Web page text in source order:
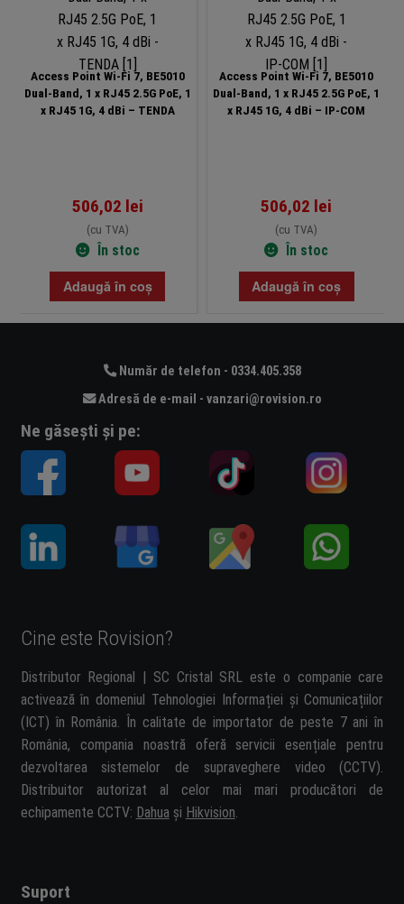
Access Point Wi-Fi 7, BE5010
Dual-Band, 1 x RJ45 2.5G PoE, 1
x RJ45 1G, 4 dBi – TENDA
506,02 lei
(cu TVA)
În stoc
Adaugă în coș
Access Point Wi-Fi 7, BE5010
Dual-Band, 1 x RJ45 2.5G PoE, 1
x RJ45 1G, 4 dBi – IP-COM
506,02 lei
(cu TVA)
În stoc
Adaugă în coș
Număr de telefon - 0334.405.358
Adresă de e-mail - vanzari@rovision.ro
Ne găsești și pe:
Cine este Rovision?
Distributor Regional | SC Cristal SRL este o companie care
activează în domeniul Tehnologiei Informației și Comunicațiilor
(ICT) în România. În calitate de importator de peste 7 ani în
România, compania noastră oferă servicii esențiale pentru
dezvoltarea sistemelor de supraveghere video (CCTV).
Distribuitor autorizat al celor mai mari producători de
echipamente CCTV: Dahua și Hikvision.
Suport